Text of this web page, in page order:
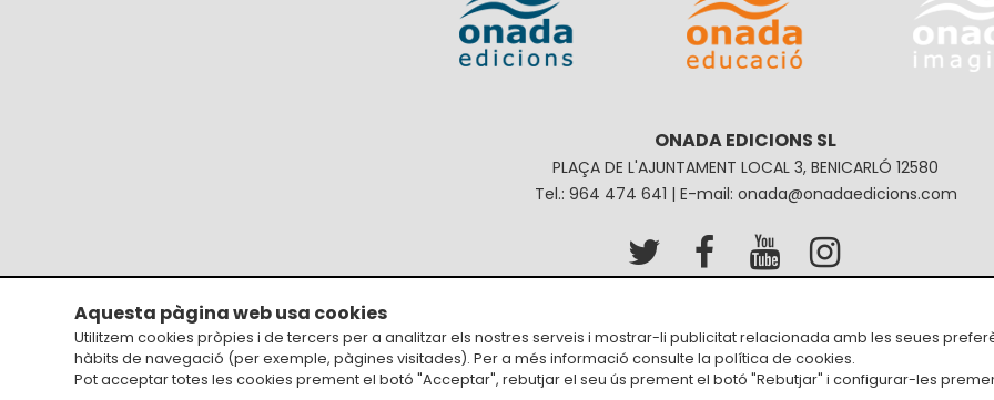
ONADA EDICIONS SL
PLAÇA DE L'AJUNTAMENT LOCAL 3, BENICARLÓ 12580
Tel.: 964 474 641 | E-mail: onada@onadaedicions.com
Avís legal
Aquesta pàgina web usa cookies
Utilitzem cookies pròpies i de tercers per a analitzar els nostres serveis i mostrar-li publicitat relacionada amb les seues
hàbits de navegació (per exemple, pàgines visitades). Per a més informació consulte lapolítica de cookies.
Pot acceptar totes les cookies prement el botó "Acceptar", rebutjar el seu ús prement el botó "Rebutjar" i configurar-les